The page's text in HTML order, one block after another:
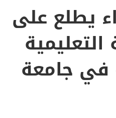
يطلع على
في جامعة